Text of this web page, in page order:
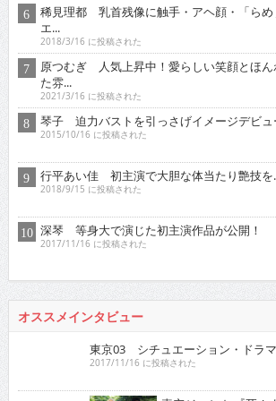
稀見理都 乳首残像に触手・アヘ顔・「ら
エ...
2018/3/16 に投稿された
原つむぎ 人気上昇中！愛らしい笑顔とほん
た雰...
2021/3/16 に投稿された
琴子 迫力バストを引っさげイメージデビュ
2015/10/16 に投稿された
行平あい佳 初主演で大胆な体当たり艶技
2018/9/15 に投稿された
深琴 等身大で演じた初主演作品が公開！
2017/11/16 に投稿された
オススメインタビュー
東京03 シチュエーション・ドラ
2017/11/16 に投稿された